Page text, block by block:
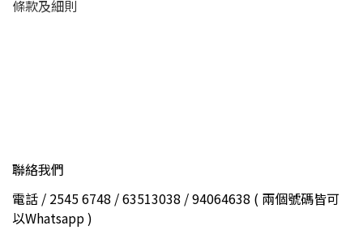
條款及細則
聯絡我們
電話 / 2545 6748 / 63513038 / 94064638 ( 兩個號碼皆可
以Whatsapp )